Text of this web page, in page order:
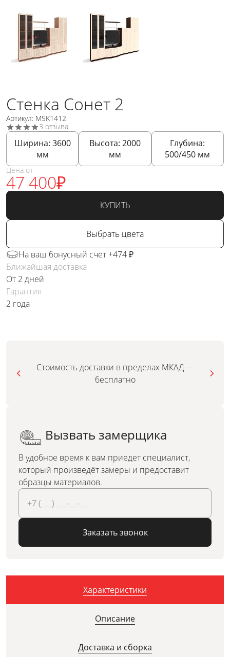
Стенка Сонет 2
Артикул: MSK1412
3 отзыва
Ширина: 3600
мм
Высота: 2000
мм
Глубина:
500/450 мм
Цена от
47 400₽
КУПИТЬ
Выбрать цвета
На ваш бонусный счёт +474 ₽
Ближайшая доставка
От 2 дней
Гарантия
2 года
Стоимость доставки в пределах МКАД —
бесплатно
Вызвать замерщика
В удобное время к вам приедет специалист,
который произведёт замеры и предоставит
образцы материалов.
Заказать звонок
Характеристики
Описание
Доставка и сборка